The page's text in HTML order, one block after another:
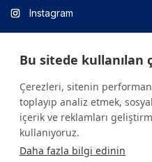
Instagram
Linkedin
Sitede yer alan tüm içerikler
Sağlığınızla ilgili sorularınız
kuruluşuna başvurunuz.
Bu sitede kullanılan
Çerezleri, sitenin
toplayıp analiz etmek,
içerik ve reklamları
kullanıyoruz.
Daha fazla bilgi edinin